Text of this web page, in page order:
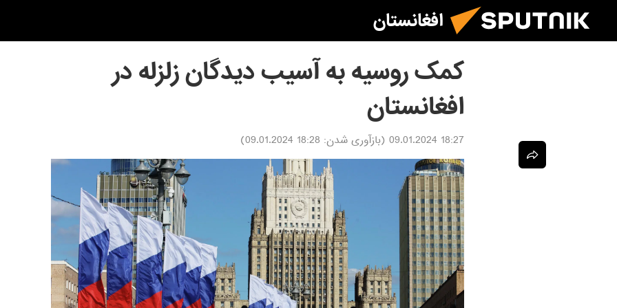
افغانستان
کمک روسیه به آسیب دیدگان زلزله در
افغانستان
18:27 09.01.2024 (بازآوری شدن: 18:28 09.01.2024
)